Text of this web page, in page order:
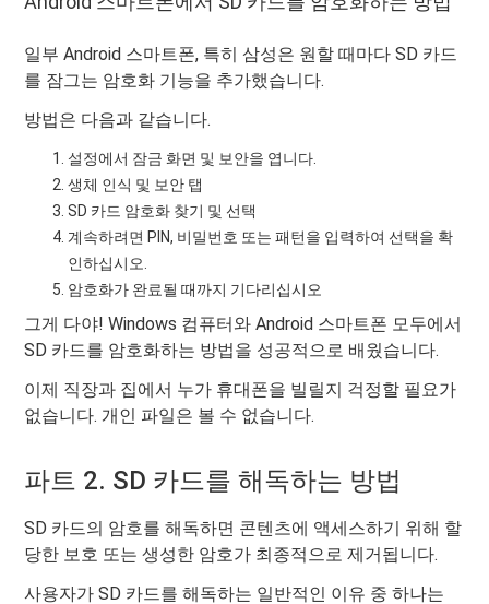
일부 Android 스마트폰, 특히 삼성은 원할 때마다 SD 카드
를 잠그는 암호화 기능을 추가했습니다.
방법은 다음과 같습니다.
설정에서 잠금 화면 및 보안을 엽니다.
생체 인식 및 보안 탭
SD 카드 암호화 찾기 및 선택
계속하려면 PIN, 비밀번호 또는 패턴을 입력하여 선택을 확
인하십시오.
암호화가 완료될 때까지 기다리십시오
그게 다야! Windows 컴퓨터와 Android 스마트폰 모두에서
SD 카드를 암호화하는 방법을 성공적으로 배웠습니다.
이제 직장과 집에서 누가 휴대폰을 빌릴지 걱정할 필요가
없습니다. 개인 파일은 볼 수 없습니다.
파트 2. SD 카드를 해독하는 방법
SD 카드의 암호를 해독하면 콘텐츠에 액세스하기 위해 할
당한 보호 또는 생성한 암호가 최종적으로 제거됩니다.
사용자가 SD 카드를 해독하는 일반적인 이유 중 하나는